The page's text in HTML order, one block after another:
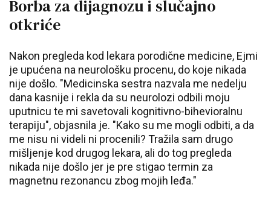
Borba za dijagnozu i slučajno
otkriće
Nakon pregleda kod lekara porodične medicine, Ejmi
je upućena na neurološku procenu, do koje nikada
nije došlo. "Medicinska sestra nazvala me nedelju
dana kasnije i rekla da su neurolozi odbili moju
uputnicu te mi savetovali kognitivno-bihevioralnu
terapiju", objasnila je. "Kako su me mogli odbiti, a da
me nisu ni videli ni procenili? Tražila sam drugo
mišljenje kod drugog lekara, ali do tog pregleda
nikada nije došlo jer je pre stigao termin za
magnetnu rezonancu zbog mojih leđa."